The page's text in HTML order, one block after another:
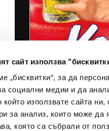
сайт използва
„бисквитки“, за да
социални медии и да
който използвате сайта
за анализ, които може
която са събрали от